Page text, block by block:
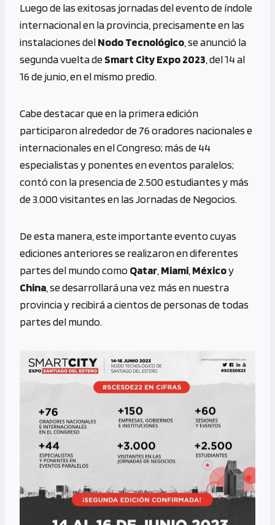
b
o
o
k
se
n
g
er
py
Li
n
k
gr
a
m
at
s
A
p
Luego de las exitosas jornadas del evento de índole
internacional en la provincia, precisamente en las
instalaciones delNodo Tecnológico , se anunció la
segunda vuelta deSmart City Expo 2023 , del 14 al
16 de junio, en el mismo predio.
Cabe destacar que en la primera edición
participaron alrededor de 76 oradores nacionales e
internacionales en el Congreso; más de 44
especialistas y ponentes en eventos paralelos;
contó con la presencia de 2.500 estudiantes y más
de 3.000 visitantes en las Jornadas de Negocios.
De esta manera, este importante evento cuyas
ediciones anteriores se realizaron en diferentes
partes del mundo comoQatar Miami Méxicoy
China , se desarrollará una vez más en nuestra
provincia y recibirá a cientos de personas de todas
partes del mundo.